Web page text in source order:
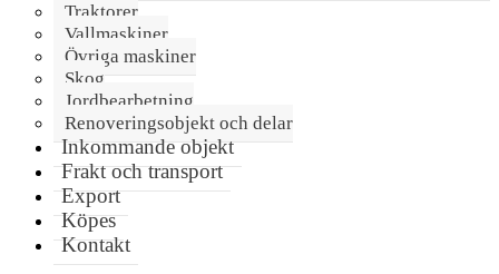
Traktorer
Vallmaskiner
Övriga maskiner
Skog
Jordbearbetning
Renoveringsobjekt och delar
Inkommande objekt
Frakt och transport
Export
Köpes
Kontakt